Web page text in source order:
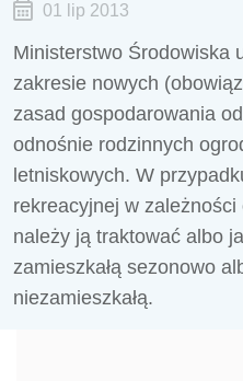
01 lip 2013
Ministerstwo Środowiska
zakresie nowych
zasad gospodarowania
odnośnie rodzinnych
letniskowych. W
rekreacyjnej w
należy ją traktować albo
zamieszkałą sezonowo
niezamieszkałą.